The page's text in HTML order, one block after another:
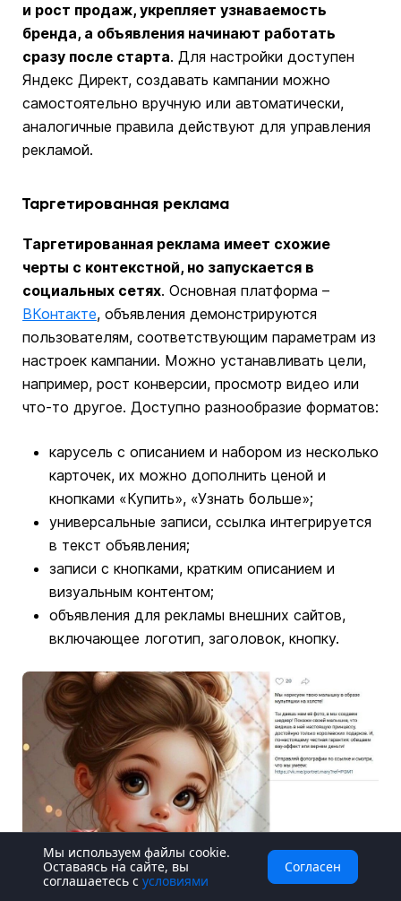
и рост продаж, укрепляет узнаваемость
бренда, а объявления начинают работать
сразу после старта. Для настройки доступен
Яндекс Директ, создавать кампании можно
самостоятельно вручную или автоматически,
аналогичные правила действуют для управления
рекламой.
Таргетированная реклама
Таргетированная реклама имеет схожие
черты с контекстной, но запускается в
социальных сетях. Основная платформа –
ВКонтакте, объявления демонстрируются
пользователям, соответствующим параметрам из
настроек кампании. Можно устанавливать цели,
например, рост конверсии, просмотр видео или
что-то другое. Доступно разнообразие форматов:
карусель с описанием и набором из несколько
карточек, их можно дополнить ценой и
кнопками «Купить», «Узнать больше»;
универсальные записи, ссылка интегрируется
в текст объявления;
записи с кнопками, кратким описанием и
визуальным контентом;
объявления для рекламы внешних сайтов,
включающее логотип, заголовок, кнопку.
Реклама в сообществе
Мы используем файлы cookie.
Оставаясь на сайте, вы
соглашаетесь с условиями
Согласен